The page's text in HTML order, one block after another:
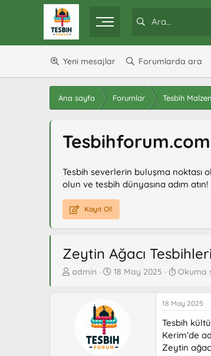
Yeni mesajlar Forumlarda ara
Ana sayfa Forumlar Tesbih
Tesbih severlerin buluşma noktası
olun ve tesbih dünyasına adım atın!
Kayıt Ol!
Zeytin Ağacı
K
admin
B
a
n
g
ı
18 May 2025 Okuma
18 May 2025
Tesbih
Kerim’de
Zeytin